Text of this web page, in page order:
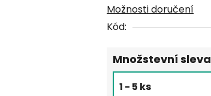
Možnosti doručení
Kód:
Množstevní sleva
1 - 5 ks